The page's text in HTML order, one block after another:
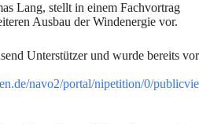
Lang, stellt in einem Fachvortrag
Ausbau der Windenergie vor.
Unterstützer und wurde bereits vor
navo2/portal/nipetition/0/publicvie